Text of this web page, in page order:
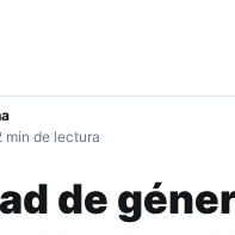
min de lectura
de